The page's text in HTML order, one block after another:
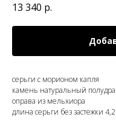
13 340 р.
серьги с морионом капля
камень натуральный
оправа из мельхиора
длина серьги без застежки